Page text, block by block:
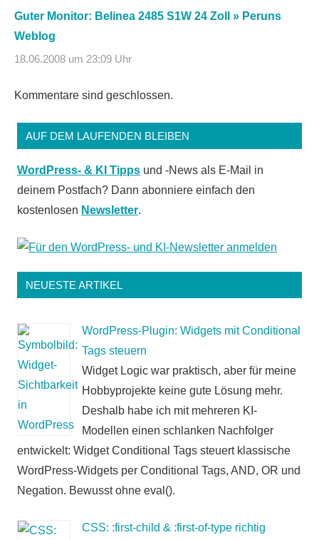
Guter Monitor: Belinea 2485 S1W 24 Zoll » Peruns
Weblog
18.06.2008 um 23:09 Uhr
Kommentare sind geschlossen.
AUF DEM LAUFENDEN BLEIBEN
WordPress- & KI Tipps und -News als E-Mail in
deinem Postfach? Dann abonniere einfach den
kostenlosen Newsletter.
NEUESTE ARTIKEL
WordPress-Plugin: Widgets mit Conditional
Tags steuern
Widget Logic war praktisch, aber für meine
Hobbyprojekte keine gute Lösung mehr.
Deshalb habe ich mit mehreren KI-
Modellen einen schlanken Nachfolger
entwickelt: Widget Conditional Tags steuert klassische
WordPress-Widgets per Conditional Tags, AND, OR und
Negation. Bewusst ohne eval().
CSS: :first-child & :first-of-type richtig